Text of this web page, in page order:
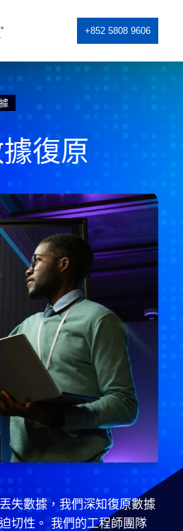
+852 5808 9606
復原
失數據，我們深知復原數據
切性。 我們的工程師團隊